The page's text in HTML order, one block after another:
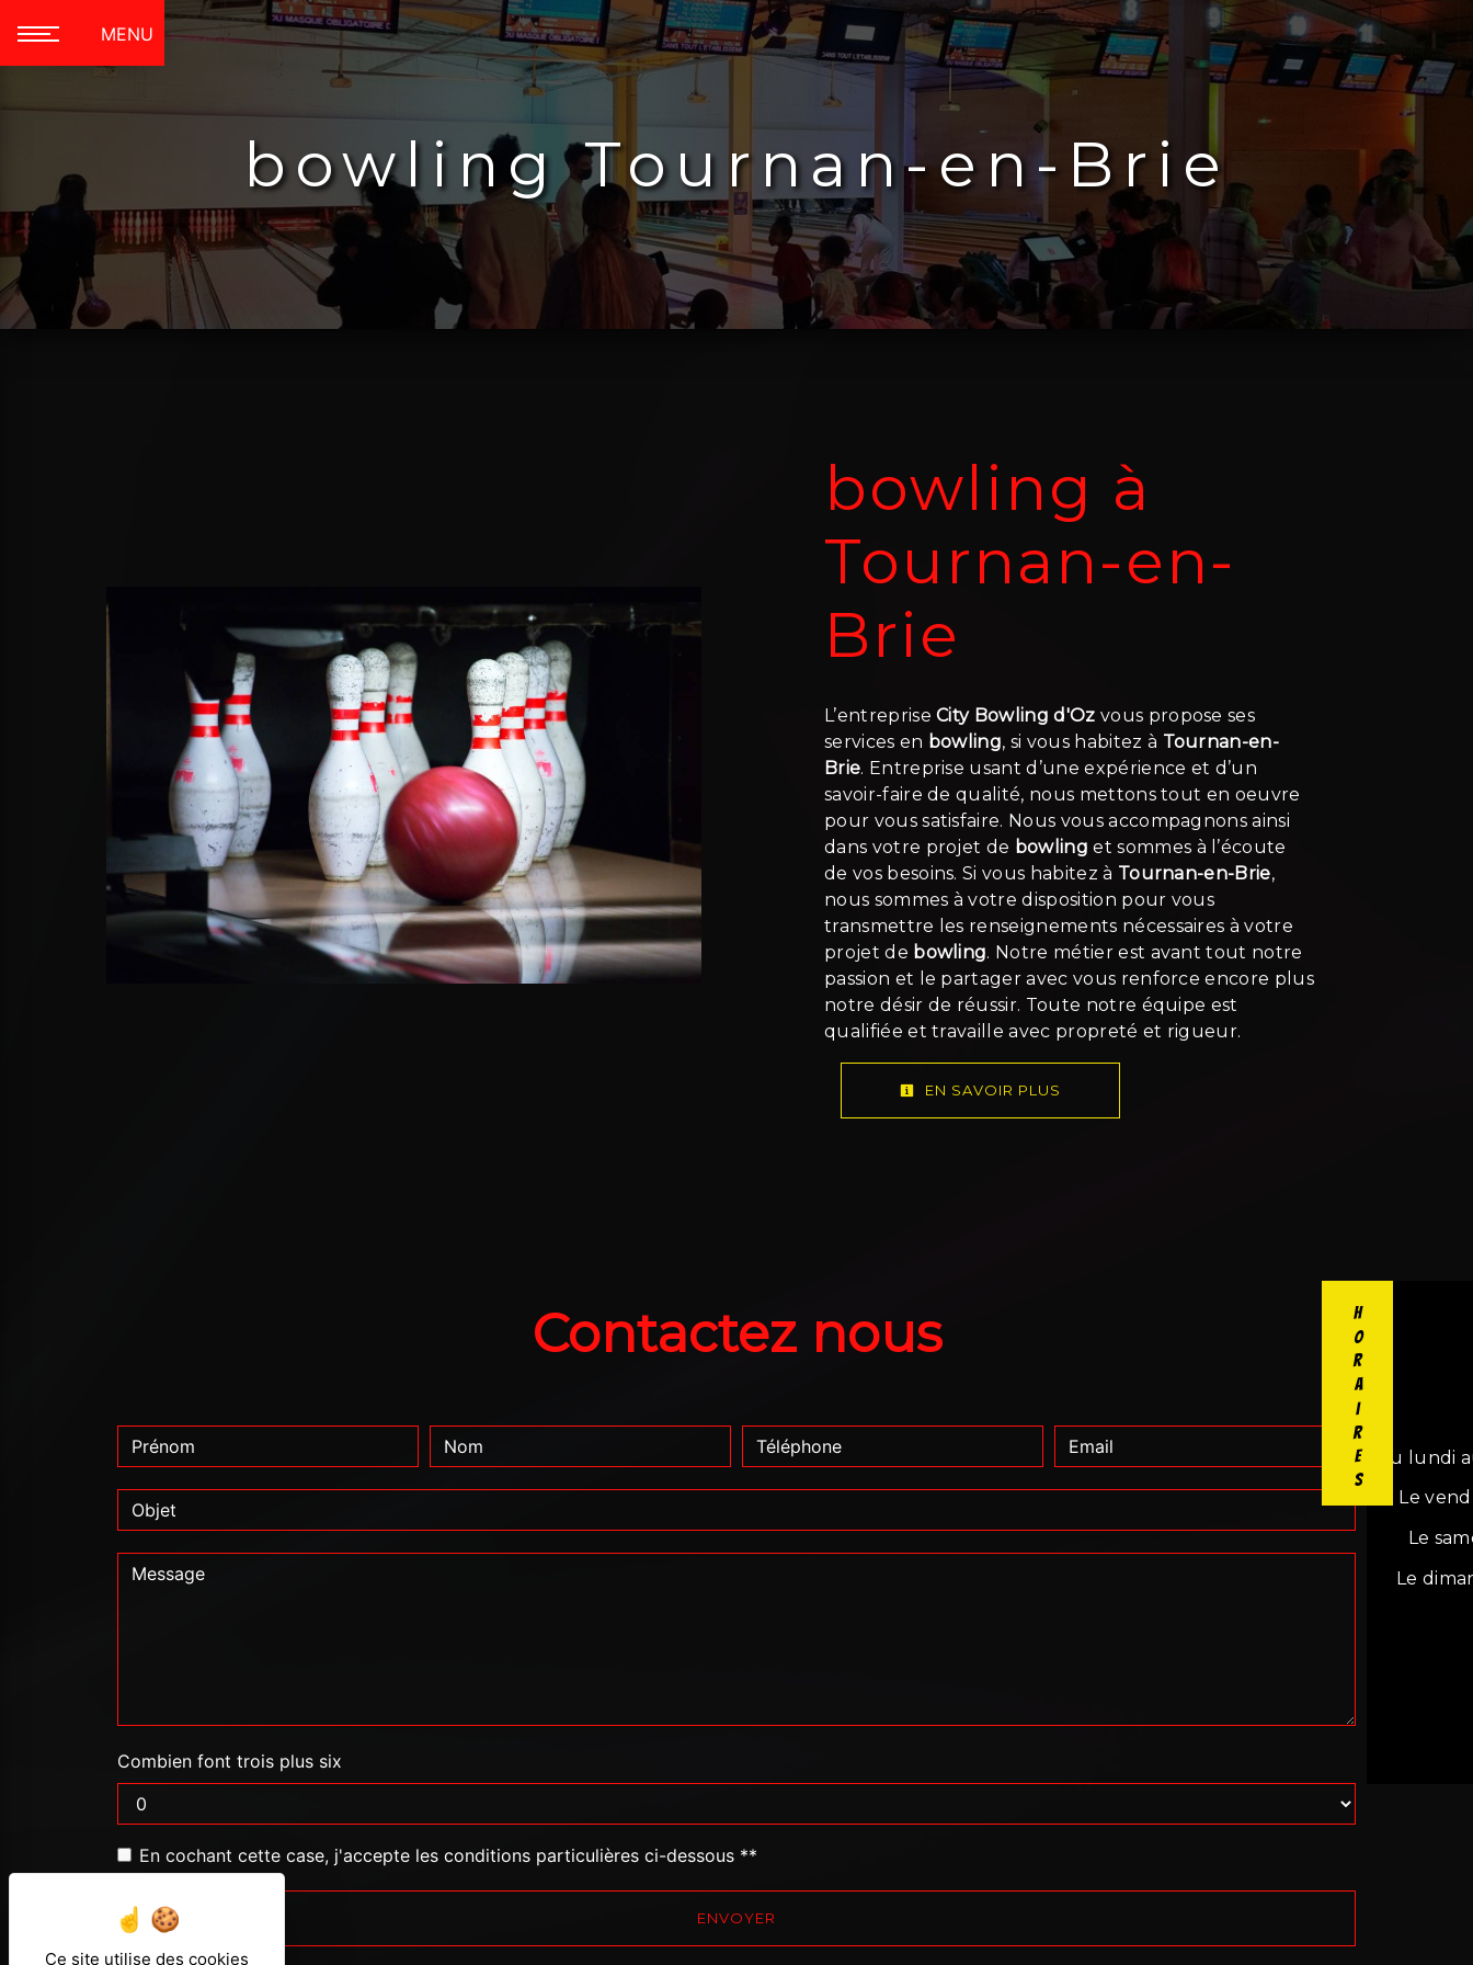
Horaires
Du lundi
Le
Le
Le
MENU
bowling Tournan-en-Brie
bowling à
Tournan-en-
Brie
L’entrepriseCity Bowling d'Oz vous propose ses
services en bowling, si vous habitez à Tournan-en-
Brie. Entreprise usant d’une expérience et d’un
savoir-faire de qualité, nous mettons tout en oeuvre
pour vous satisfaire. Nous vous accompagnons ainsi
dans votre projet de bowling et sommes à l’écoute
de vos besoins. Si vous habitez à Tournan-en-Brie,
nous sommes à votre disposition pour vous
transmettre les renseignements nécessaires à votre
projet de bowling. Notre métier est avant tout notre
passion et le partager avec vous renforce encore plus
notre désir de réussir. Toute notre équipe est
qualifiée et travaille avec propreté et rigueur.
EN SAVOIR PLUS
Contactez nous
Combien font trois plus six
En cochant cette case, j'accepte les conditions particulières ci-dessous **
ENVOYER
Panneau de gestion des cookies
Ce site utilise des cookies